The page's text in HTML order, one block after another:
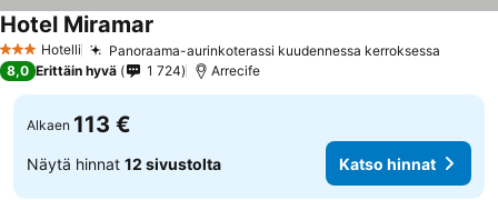
3 Tähtiluokitus
Hotelli Panoraama-aurinkoterassi kuudennessa kerroksessa
Hotel Miramar
8,0 Erittäin hyvä 1 724 Arrecife
Alkaen 113 €
Näytä hinnat 12 sivustolta Katso hinnat